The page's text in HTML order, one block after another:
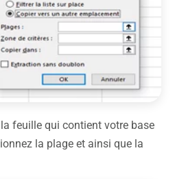
feuille qui contient votre base
la plage et ainsi que la